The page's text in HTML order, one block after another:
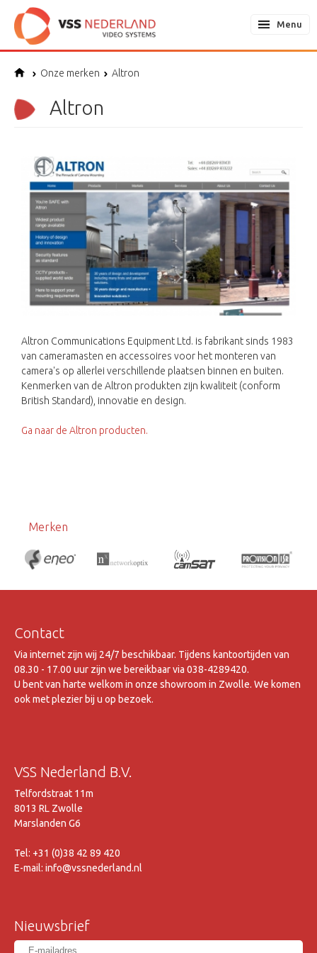
Menu
Onze merken Altron
Altron
Altron Communications Equipment Ltd. is fabrikant sinds 1983
van cameramasten en accessoires voor het monteren van
camera's op allerlei verschillende plaatsen binnen en buiten.
Kenmerken van de Altron produkten zijn kwaliteit (conform
British Standard), innovatie en design.
Ga naar de Altron producten.
Merken
Contact
Via internet zijn wij 24/7 beschikbaar. Tijdens kantoortijden van
08.30 - 17.00 uur zijn we bereikbaar via 038-4289420.
U bent van harte welkom in onze showroom in Zwolle. We komen
ook met plezier bij u op bezoek.
VSS Nederland B.V.
Telfordstraat 11m
8013 RL Zwolle
Marslanden G6
Tel: +31 (0)38 42 89 420
E-mail: info@vssnederland.nl
Nieuwsbrief